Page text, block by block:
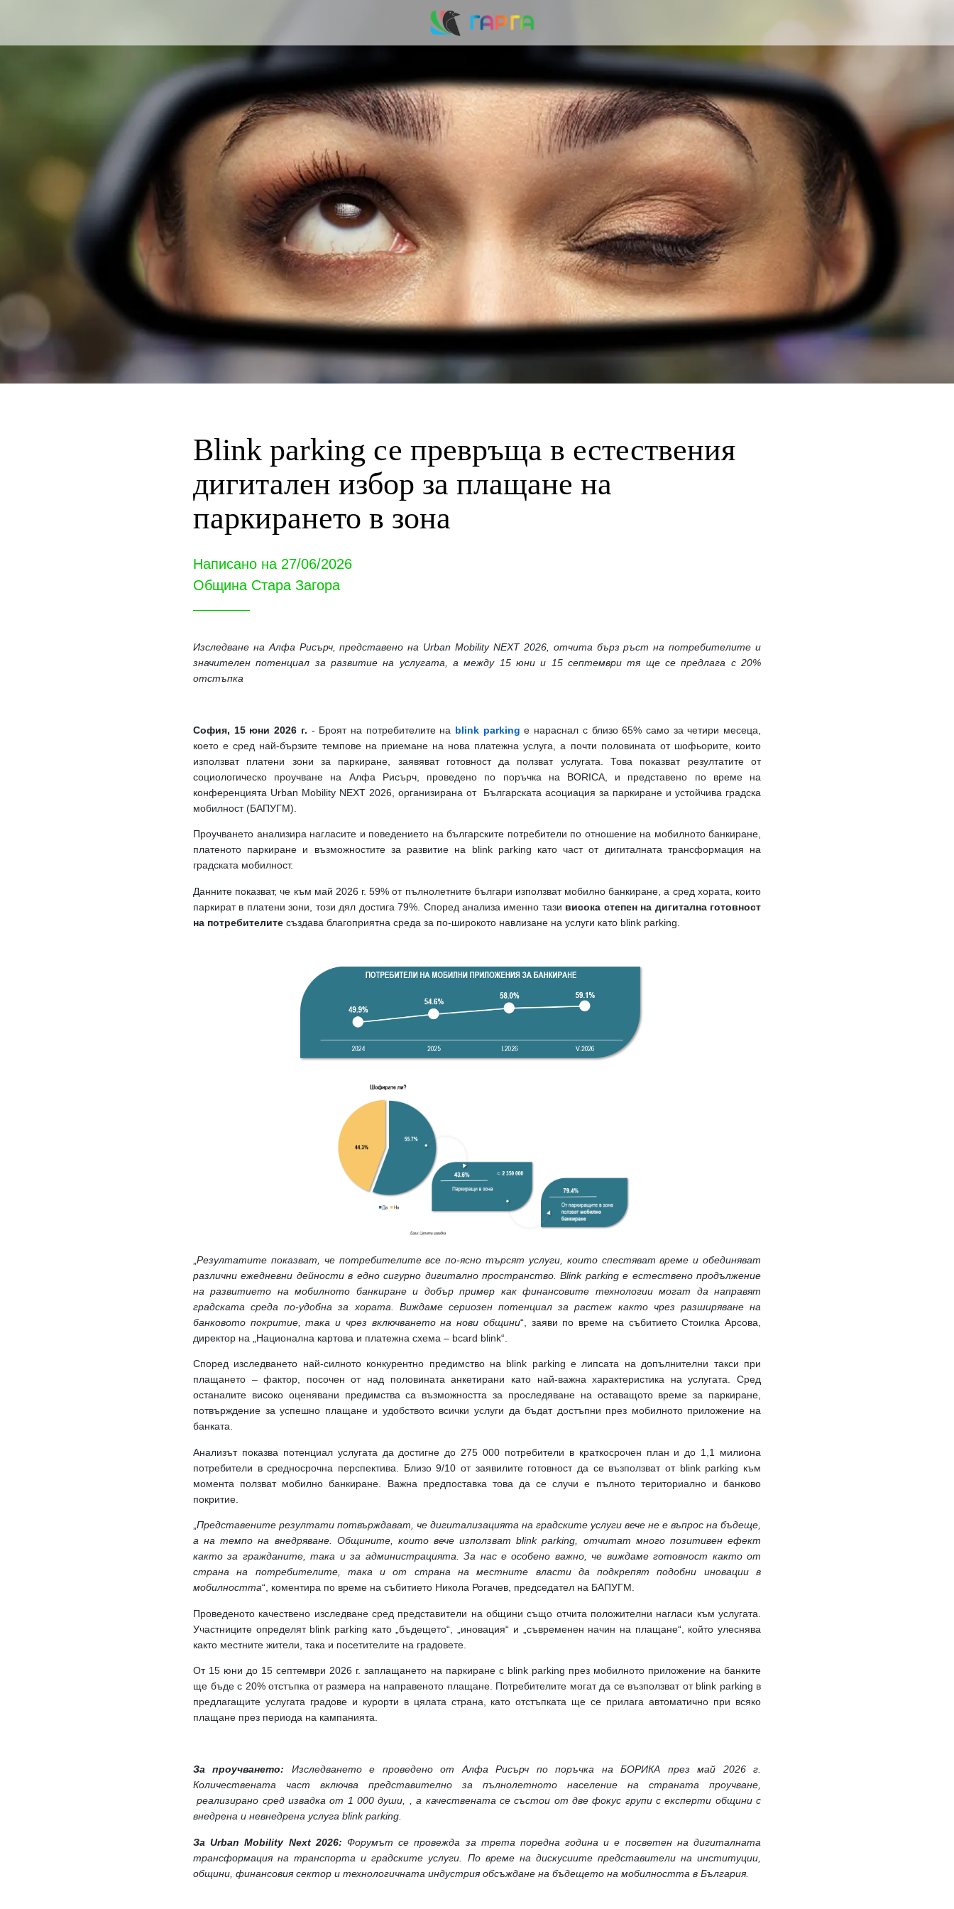
Blink parking се превръща в естествения
дигитален избор за плащане на
паркирането в зона
Написано на 27/06/2026
Община Стара Загора
Изследване на Алфа Рисърч, представено на Urban Mobility NEXT 2026, отчита бърз ръст на потребителите и
значителен потенциал за развитие на услугата, а между 15 юни и 15 септември тя ще се предлага с 20%
отстъпка
София, 15 юни 2026 г. - Броят на потребителите на blink parking е нараснал с близо 65% само за четири месеца,
което е сред най-бързите темпове на приемане на нова платежна услуга, а почти половината от шофьорите, които
използват платени зони за паркиране, заявяват готовност да ползват услугата. Това показват резултатите от
социологическо проучване на Алфа Рисърч, проведено по поръчка на BORICA, и представено по време на
конференцията Urban Mobility NEXT 2026, организирана от Българската асоциация за паркиране и устойчива градска
мобилност (БАПУГМ).
Проучването анализира нагласите и поведението на българските потребители по отношение на мобилното банкиране,
платеното паркиране и възможностите за развитие на blink parking като част от дигиталната трансформация на
градската мобилност.
Данните показват, че към май 2026 г. 59% от пълнолетните българи използват мобилно банкиране, а сред хората, които
паркират в платени зони, този дял достига 79%. Според анализа именно тази висока степен на дигитална готовност
на потребителите създава благоприятна среда за по-широкото навлизане на услуги като blink parking.
Резултатите показват, че потребителите все по-ясно търсят услуги, които спестяват време и обединяват
различни ежедневни дейности в едно сигурно дигитално пространство. Blink parking е естествено продължение
на развитието на мобилното банкиране и добър пример как финансовите технологии могат да направят
градската среда по-удобна за хората. Виждаме сериозен потенциал за растеж както чрез разширяване на
банковото покритие, така и чрез включването на нови общини“, заяви по време на събитието Стоилка Арсова,
директор на „Национална картова и платежна схема – bcard blink“.
Според изследването най-силното конкурентно предимство на blink parking е липсата на допълнителни такси при
плащането – фактор, посочен от над половината анкетирани като най-важна характеристика на услугата. Сред
останалите високо оценявани предимства са възможността за проследяване на оставащото време за паркиране,
потвърждение за успешно плащане и удобството всички услуги да бъдат достъпни през мобилното приложение на
банката.
Анализът показва потенциал услугата да достигне до 275 000 потребители в краткосрочен план и до 1,1 милиона
потребители в средносрочна перспектива. Близо 9/10 от заявилите готовност да се възползват от blink parking към
момента ползват мобилно банкиране. Важна предпоставка това да се случи е пълното териториално и банково
покритие.
„Представените резултати потвърждават, че дигитализацията на градските услуги вече не е въпрос на бъдеще,
а на темпо на внедряване. Общините, които вече използват blink parking, отчитат много позитивен ефект
както за гражданите, така и за администрацията. За нас е особено важно, че виждаме готовност както от
страна на потребителите, така и от страна на местните власти да подкрепят подобни иновации в
мобилността“, коментира по време на събитието Никола Рогачев, председател на БАПУГМ.
Проведеното качествено изследване сред представители на общини също отчита положителни нагласи към услугата.
Участниците определят blink parking като „бъдещето“, „иновация“ и „съвременен начин на плащане“, който улеснява
както местните жители, така и посетителите на градовете.
От 15 юни до 15 септември 2026 г. заплащането на паркиране с blink parking през мобилното приложение на банките
ще бъде с 20% отстъпка от размера на направеното плащане. Потребителите могат да се възползват от blink parking в
предлагащите услугата градове и курорти в цялата страна, като отстъпката ще се прилага автоматично при всяко
плащане през периода на кампанията.
За проучването: Изследването е проведено от Алфа Рисърч по поръчка на БОРИКА през май 2026 г.
Количествената част включва представително за пълнолетното население на страната проучване,
реализирано сред извадка от 1 000 души, , а качествената се състои от две фокус групи с експерти общини с
внедрена и невнедрена услуга blink parking.
За Urban Mobility Next 2026: Форумът се провежда за трета поредна година и е посветен на дигиталната
трансформация на транспорта и градските услуги. По време на дискусиите представители на институции,
общини, финансовия сектор и технологичната индустрия обсъждане на бъдещето на мобилността в България.